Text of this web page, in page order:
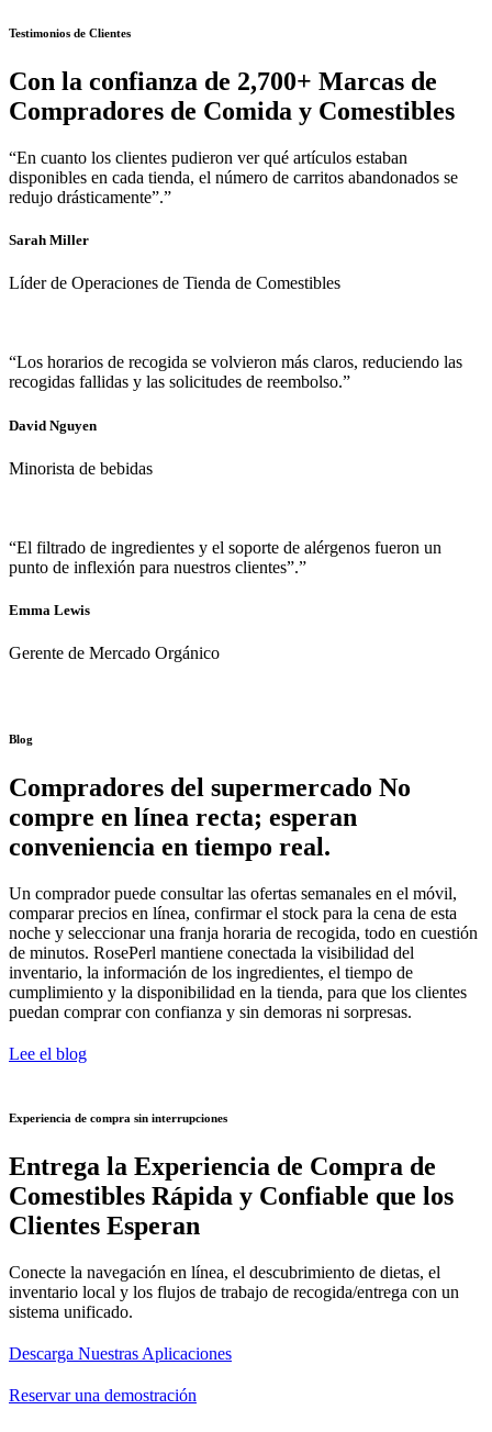
Testimonios de Clientes
Con la confianza de 2,700+ Marcas de
Compradores de Comida y Comestibles
“En cuanto los clientes pudieron ver qué artículos estaban
disponibles en cada tienda, el número de carritos abandonados se
redujo drásticamente”.”
Sarah Miller
Líder de Operaciones de Tienda de Comestibles
“Los horarios de recogida se volvieron más claros, reduciendo las
recogidas fallidas y las solicitudes de reembolso.”
David Nguyen
Minorista de bebidas
“El filtrado de ingredientes y el soporte de alérgenos fueron un
punto de inflexión para nuestros clientes”.”
Emma Lewis
Gerente de Mercado Orgánico
Blog
Compradores del supermercado No
compre en línea recta; esperan
conveniencia en tiempo real.
Un comprador puede consultar las ofertas semanales en el móvil,
comparar precios en línea, confirmar el stock para la cena de esta
noche y seleccionar una franja horaria de recogida, todo en cuestión
de minutos. RosePerl mantiene conectada la visibilidad del
inventario, la información de los ingredientes, el tiempo de
cumplimiento y la disponibilidad en la tienda, para que los clientes
puedan comprar con confianza y sin demoras ni sorpresas.
Lee el blog
Experiencia de compra sin interrupciones
Entrega la Experiencia de Compra de
Comestibles Rápida y Confiable que los
Clientes Esperan
Conecte la navegación en línea, el descubrimiento de dietas, el
inventario local y los flujos de trabajo de recogida/entrega con un
sistema unificado.
Descarga Nuestras Aplicaciones
Reservar una demostración